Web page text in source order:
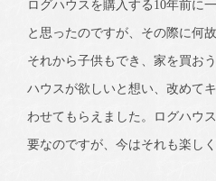
ログハウスを購入する10年前に
と思ったのですが、その際に何
それから子供もでき、家を買お
ハウスが欲しいと想い、改めて
わせてもらえました。ログハウ
要なのですが、今はそれも楽しく